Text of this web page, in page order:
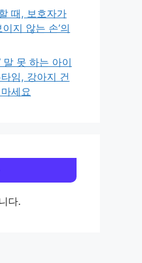
때, 보호자가
지 않는 손’의
말 못 하는 아이
임, 강아지 건
세요
다.